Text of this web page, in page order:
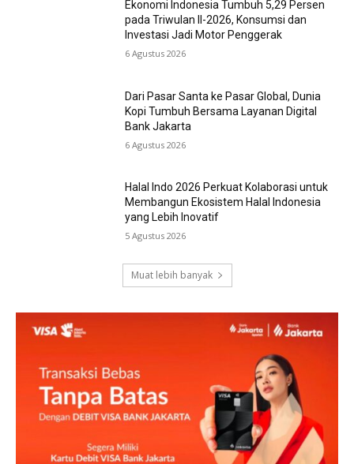
Ekonomi Indonesia Tumbuh 5,29 Persen
pada Triwulan II-2026, Konsumsi dan
Investasi Jadi Motor Penggerak
6 Agustus 2026
Dari Pasar Santa ke Pasar Global, Dunia
Kopi Tumbuh Bersama Layanan Digital
Bank Jakarta
6 Agustus 2026
Halal Indo 2026 Perkuat Kolaborasi untuk
Membangun Ekosistem Halal Indonesia
yang Lebih Inovatif
5 Agustus 2026
Muat lebih banyak